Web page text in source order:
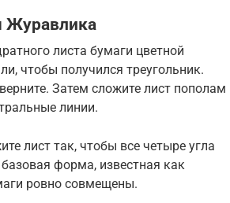
Журавлика
листа бумаги цветной
чтобы получился треугольник.
Затем сложите лист пополам
линии.
лист так, чтобы все четыре угла
форма, известная как
ровно совмещены.